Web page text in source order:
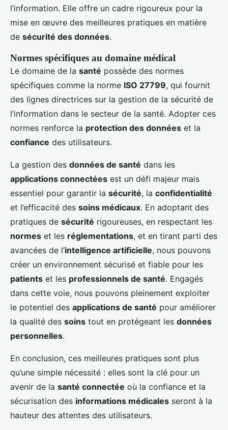
l’information. Elle offre un cadre rigoureux pour la
mise en œuvre des meilleures pratiques en matière
de sécurité des données.
Normes spécifiques au domaine médical
Le domaine de la santé possède des normes
spécifiques comme la norme ISO 27799, qui fournit
des lignes directrices sur la gestion de la sécurité de
l’information dans le secteur de la santé. Adopter ces
normes renforce la protection des données et la
confiance des utilisateurs.
La gestion des données de santé dans les
applications connectées est un défi majeur mais
essentiel pour garantir la sécurité, la confidentialité
et l’efficacité des soins médicaux. En adoptant des
pratiques de sécurité rigoureuses, en respectant les
normes et les réglementations, et en tirant parti des
avancées de l’intelligence artificielle, nous pouvons
créer un environnement sécurisé et fiable pour les
patients et les professionnels de santé. Engagés
dans cette voie, nous pouvons pleinement exploiter
le potentiel des applications de santé pour améliorer
la qualité des soins tout en protégeant les données
personnelles.
En conclusion, ces meilleures pratiques sont plus
qu’une simple nécessité : elles sont la clé pour un
avenir de la santé connectée où la confiance et la
sécurisation des informations médicales seront à la
hauteur des attentes des utilisateurs.